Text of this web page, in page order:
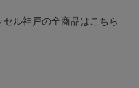
セル神戸の全商品はこちら